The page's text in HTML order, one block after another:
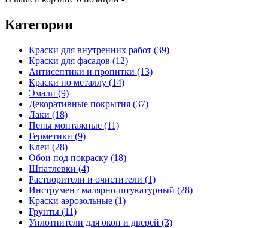
Категории
Краски для внутренних работ (39)
Краски для фасадов (12)
Антисептики и пропитки (13)
Краски по металлу (14)
Эмали (9)
Декоративные покрытия (37)
Лаки (18)
Пены монтажные (11)
Герметики (9)
Клеи (28)
Обои под покраску (18)
Шпатлевки (4)
Растворители и очистители (1)
Инструмент малярно-штукатурный (28)
Краски аэрозольные (1)
Грунты (11)
Уплотнители для окон и дверей (3)